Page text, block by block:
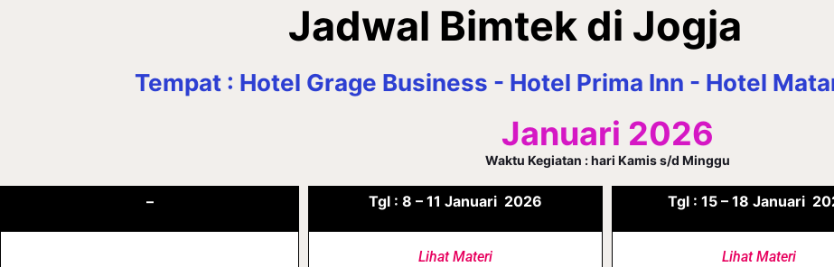
Jadwal Bimtek di Jogja
Tempat : Hotel Grage Business - Hotel Prima Inn - Hotel
Januari 2026
Waktu Kegiatan : hari Kamis s/d Minggu
– Tgl : 8 – 11 Januari 2026
Lihat Materi
Tgl : 15 – 18 Januari
Lihat Materi